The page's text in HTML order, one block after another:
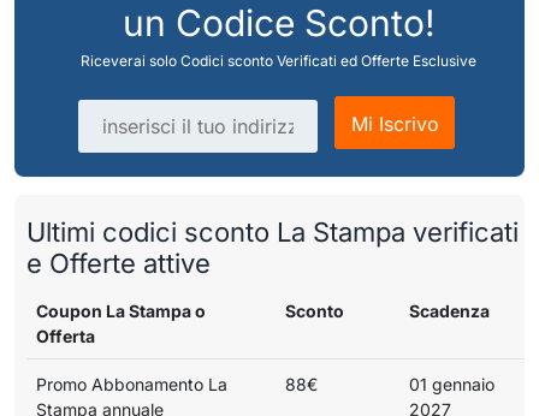
un Codice Sconto!
Riceverai solo Codici sconto Verificati ed Offerte Esclusive
Indirizzo email
Mi Iscrivo
Ultimi codici sconto La Stampa verificati
e Offerte attive
Coupon La Stampa o
Offerta
Sconto Scadenza
Promo Abbonamento La
Stampa annuale
88€
01 gennaio
2027